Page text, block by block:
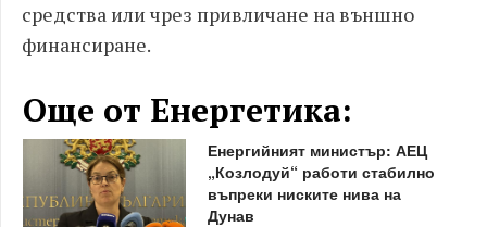
средства или чрез привличане на външно
финансиране.
Още от Енергетика:
Енергийният министър: АЕЦ
„Козлодуй“ работи стабилно
въпреки ниските нива на
Дунав